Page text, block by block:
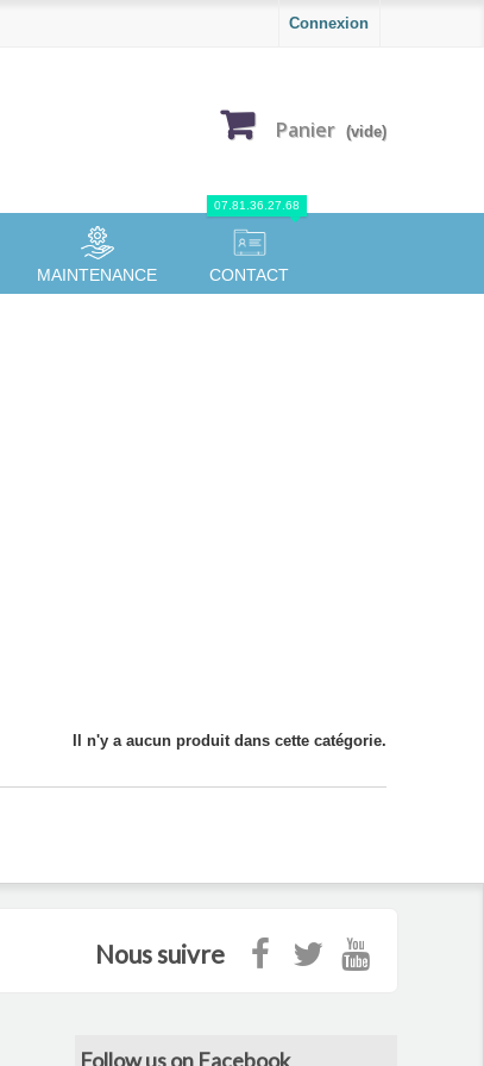
Connexion
Panier (vide)
MAINTENANCE CONTACT
07.81.36.27.68
Il n'y a aucun produit dans cette catégorie.
Nous suivre
Follow us on Facebook